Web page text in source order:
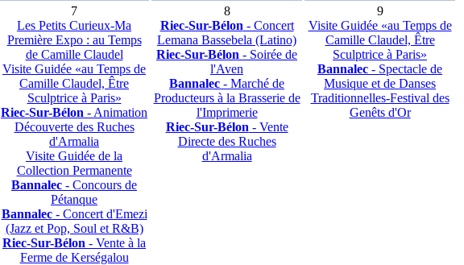
7
Les Petits Curieux-Ma
Première Expo : au Temps
de Camille Claudel
Visite Guidée «au Temps de
Camille Claudel, Être
Sculptrice à Paris»
Riec-Sur-Bélon - Animation
Découverte des Ruches
d'Armalia
Visite Guidée de la
Collection Permanente
Bannalec - Concours de
Pétanque
Bannalec- Concert d'Emezi
(Jazz et Pop, Soul et R&B)
Riec-Sur-Bélon - Vente à la
Ferme de Kerségalou
8
Riec-Sur-Bélon - Concert
Lemana Bassebela (Latino)
Riec-Sur-Bélon - Soirée de
l'Aven
Bannalec - Marché de
Producteurs à la Brasserie de
l'Imprimerie
Riec-Sur-Bélon - Vente
Directe des Ruches
d'Armalia
9
Visite Guidée «au Temps de
Camille Claudel, Être
Sculptrice à Paris»
Bannalec - Spectacle de
Musique et de Danses
Traditionnelles-Festival des
Genêts d'Or